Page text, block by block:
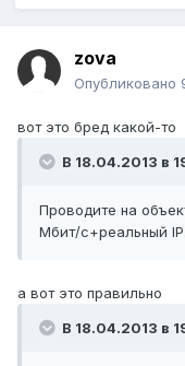
zova
Опубликовано
вот это бред какой-то
В 18.04.2013 в
Проводите на
Мбит/с+реальный IP.
а вот это правильно
В 18.04.2013 в